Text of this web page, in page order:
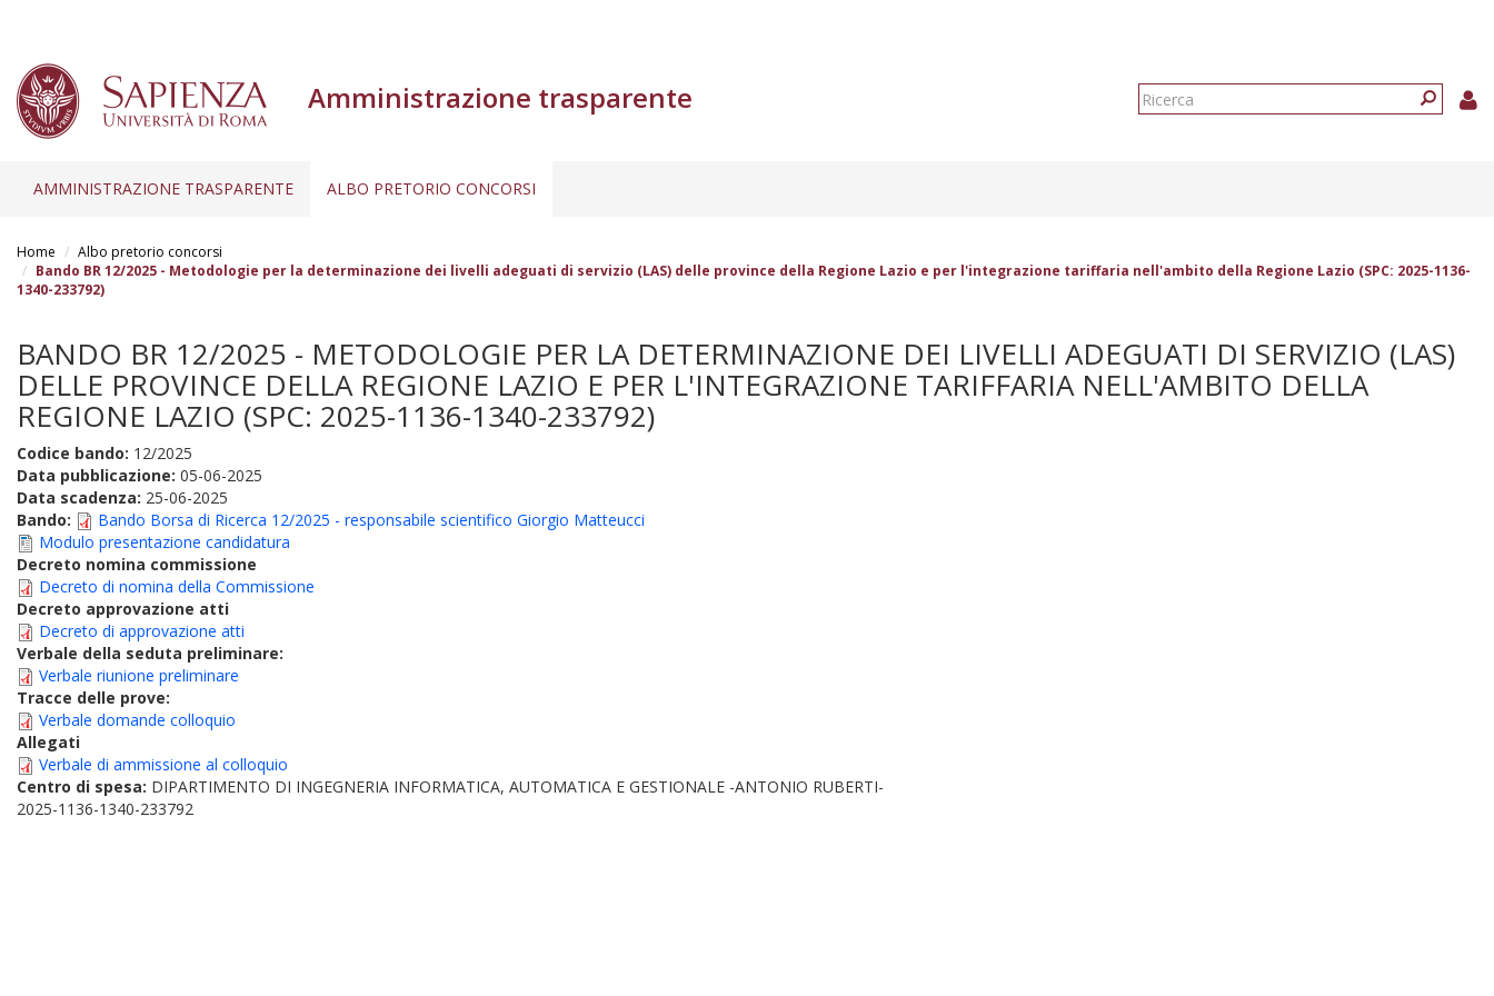
contenuto
principale
Amministrazione trasparente
Form
AMMINISTRAZIONE TRASPARENTE ALBO PRETORIO CONCORSI
Home
Albo pretorio concorsi
Bando BR 12/2025 - Metodologie per la determinazione dei livelli adeguati di servizio (LAS) delle province della Regione Lazio e per l'integrazione tariffaria nell'ambito della Regione Lazio (SPC: 2025-1136-
1340-233792)
BANDO BR 12/2025 - METODOLOGIE PER LA DETERMINAZIONE DEI LIVELLI ADEGUATI DI SERVIZIO (LAS)
DELLE PROVINCE DELLA REGIONE LAZIO E PER L'INTEGRAZIONE TARIFFARIA NELL'AMBITO DELLA
REGIONE LAZIO (SPC: 2025-1136-1340-233792)
Codice bando: 12/2025
Data pubblicazione: 05-06-2025
Data scadenza: 25-06-2025
Bando:
Bando Borsa di Ricerca 12/2025 - responsabile scientifico Giorgio Matteucci
Modulo presentazione candidatura
Decreto nomina commissione
Decreto di nomina della Commissione
Decreto approvazione atti
Decreto di approvazione atti
Verbale della seduta preliminare:
Verbale riunione preliminare
Tracce delle prove:
Verbale domande colloquio
Allegati
Verbale di ammissione al colloquio
Centro di spesa: DIPARTIMENTO DI INGEGNERIA INFORMATICA, AUTOMATICA E GESTIONALE -ANTONIO RUBERTI-
2025-1136-1340-233792